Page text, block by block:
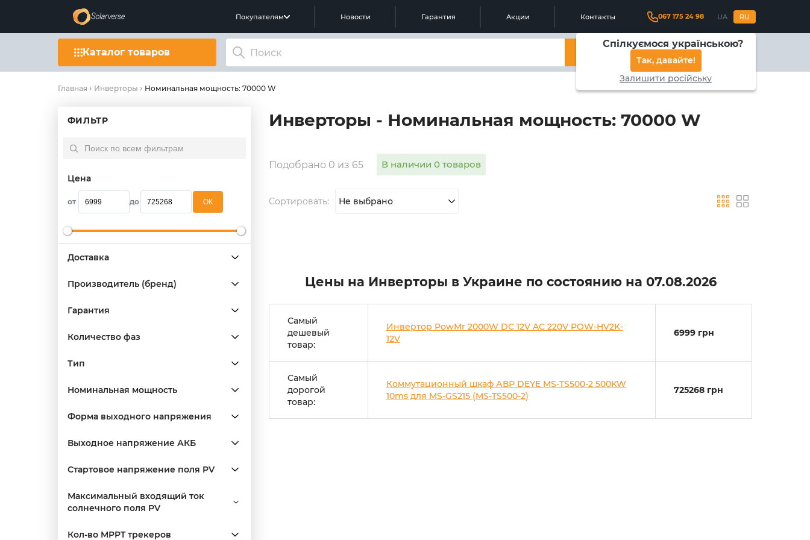
Покупателям Новости Гарантия Акции Контакты 067 175 24 98 UA RU
Спілкуємося українською?
Так, давайте!
Залишити російську
Каталог товаров
Главная Инверторы Номинальная мощность: 70000 W
ФИЛЬТР
Цена
от до OК
Доставка
Производитель (бренд)
Гарантия
Количество фаз
Тип
Номинальная мощность
Форма выходного напряжения
Выходное напряжение АКБ
Стартовое напряжение поля PV
Максимальный входящий ток
солнечного поля PV
Кол-во MPPT трекеров
Инверторы - Номинальная мощность: 70000 W
Подобрано 0 из 65 В наличии 0 товаров
Сортировать: Не выбрано
Цены на Инверторы в Украине по состоянию на 07.08.2026
Самый
дешевый
товар:
Инвертор PowMr 2000W DC 12V AC 220V POW-HV2K-
12V
6999 грн
Самый
дорогой
товар:
Коммутационный шкаф АВР DEYE MS-TS500-2 500KW
10ms для MS-GS215 (MS-TS500-2)
725268 грн